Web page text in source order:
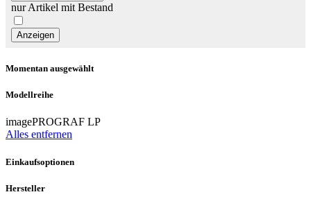
nur Artikel mit Bestand
Momentan ausgewählt
Modellreihe
imagePROGRAF LP
Alles entfernen
Einkaufsoptionen
Hersteller